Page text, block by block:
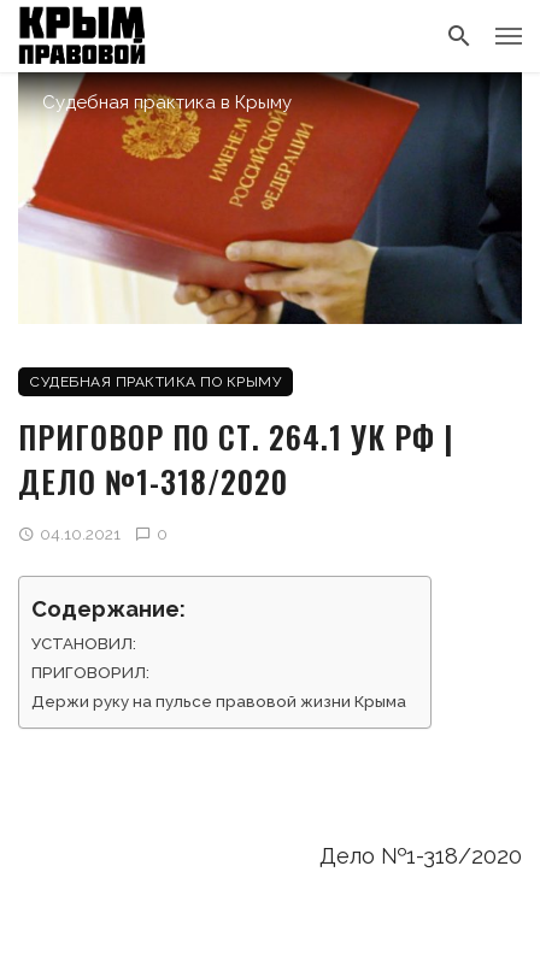
Судебная практика в Крыму
СУДЕБНАЯ ПРАКТИКА ПО КРЫМУ
ПРИГОВОР ПО СТ. 264.1 УК РФ |
ДЕЛО №1-318/2020
04.10.2021 0
Содержание:
УСТАНОВИЛ:
ПРИГОВОРИЛ:
Держи руку на пульсе правовой жизни Крыма
Дело №1-318/2020